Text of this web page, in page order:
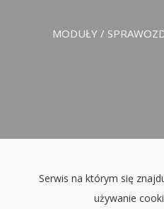
MODUŁY /
Serwis na którym się
używanie